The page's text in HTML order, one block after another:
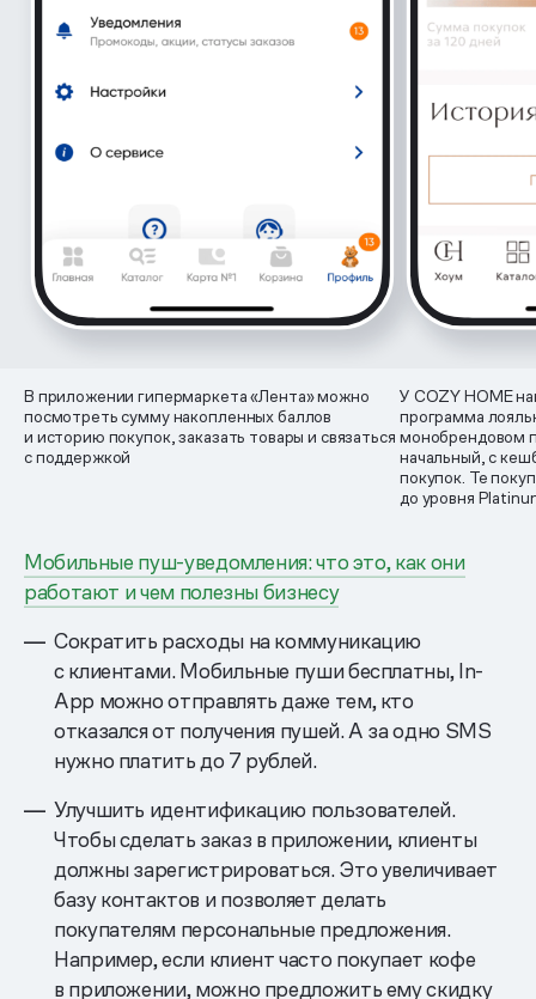
В приложении гипермаркета «Лента» можно
посмотреть сумму накопленных баллов
и историю покупок, заказать товары и связаться
с поддержкой
У COZY HOME
программа
монобрендовом
начальный, с
покупок. Те
до уровня
Мобильные пуш-уведомления: что это, как они
работают и чем полезны бизнесу
Сократить расходы на коммуникацию
с клиентами. Мобильные пуши бесплатны, In-
App можно отправлять даже тем, кто
отказался от получения пушей. А за одно SMS
нужно платить до 7 рублей.
Улучшить идентификацию пользователей.
Чтобы сделать заказ в приложении, клиенты
должны зарегистрироваться. Это увеличивает
базу контактов и позволяет делать
покупателям персональные предложения.
Например, если клиент часто покупает кофе
в приложении, можно предложить ему скидку